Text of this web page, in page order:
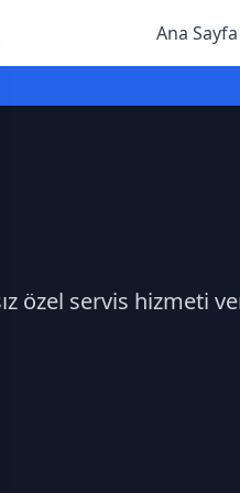
Ana Sayfa
özel servis hizmeti